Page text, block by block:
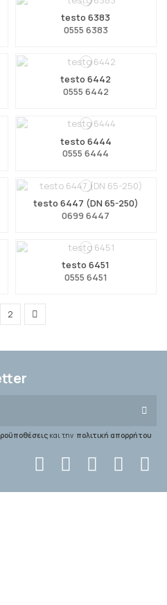
testo 6383
0555 6383
testo 6442
0555 6442
testo 6444
0555 6444
testo 6447 (DN 65-250)
0699 6447
testo 6451
0555 6451
2
και την πολιτική απορρήτου